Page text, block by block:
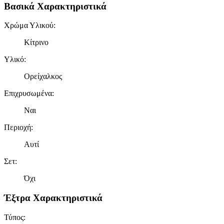
πληροφορίες σχετικά με την από μέρους σας χρήση της
δικτύωσης, διαφημίσεων και ανάλυσης.
Βασικά Χαρακτηριστικά
Χρώμα Υλικού:
Κίτρινο
Υλικό:
Ορείχαλκος
Επιχρυσωμένα:
Ναι
Περιοχή:
Αυτί
Σετ:
Όχι
Έξτρα Χαρακτηριστικά
Τύπος: